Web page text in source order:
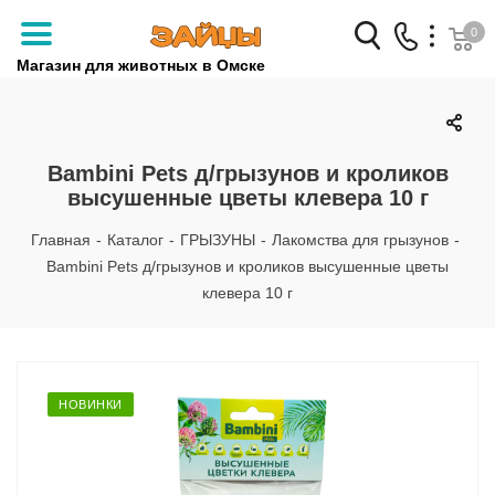
Магазин для животных в Омске
Заказать звонок
+7 (3812) 79-04-04
+7 (950) 959-88-32
0
Bambini Pets д/грызунов и кроликов
высушенные цветы клевера 10 г
Главная - Каталог - ГРЫЗУНЫ - Лакомства для грызунов -
Bambini Pets д/грызунов и кроликов высушенные цветы
клевера 10 г
НОВИНКИ